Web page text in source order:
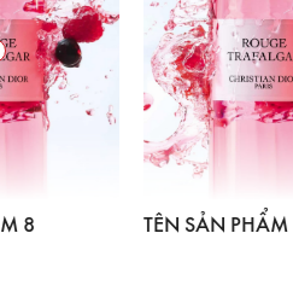
TÊN SẢN PHẨM 7